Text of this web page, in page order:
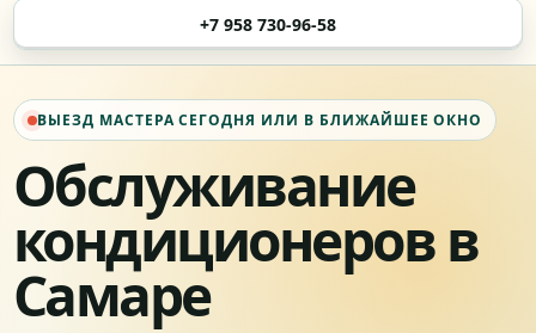
+7 958 730-96-58
ВЫЕЗД МАСТЕРА СЕГОДНЯ ИЛИ В БЛИЖАЙШЕЕ ОКНО
Обслуживание
кондиционеров в
Самаре